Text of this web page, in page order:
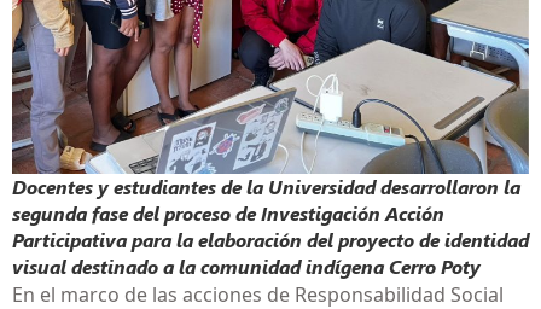
Docentes y estudiantes de la Universidad desarrollaron la
segunda fase del proceso de Investigación Acción
Participativa para la elaboración del proyecto de identidad
visual destinado a la comunidad indígena Cerro Poty
En el marco de las acciones de Responsabilidad Social